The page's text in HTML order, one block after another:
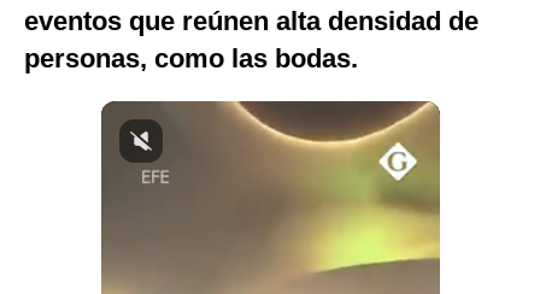
Internacional
Tecnología
Club del Suscriptor
eventos que reúnen alta densidad de
personas, como las bodas.